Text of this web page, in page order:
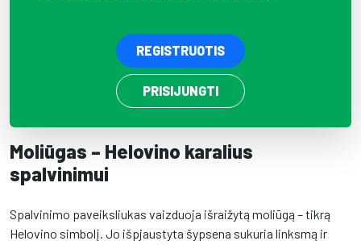
REGISTRUOTIS
PRISIJUNGTI
Moliūgas – Helovino karalius
spalvinimui
Spalvinimo paveiksliukas vaizduoja išraižytą moliūgą – tikrą
Helovino simbolį. Jo išpjaustyta šypsena sukuria linksmą ir